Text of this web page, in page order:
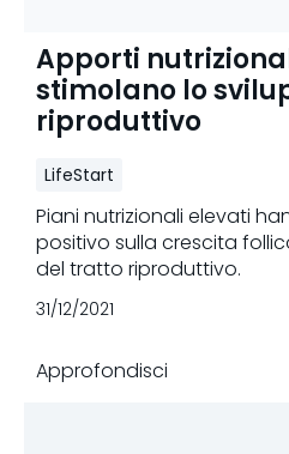
Apporti
stimolano lo
riproduttivo
LifeStart
Piani nutrizionali elevati
positivo sulla crescita
del tratto riproduttivo.
31/12/2021
Approfondisci